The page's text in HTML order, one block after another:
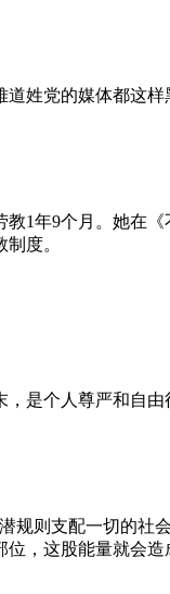
姓党的媒体都这
教1年9个月。她在
度。
是个人尊严和自
规则支配一切的
，这股能量就会造